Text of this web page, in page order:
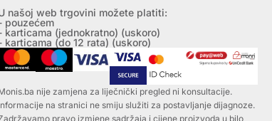
našoj web trgovini možete platiti:
pouzećem
karticama (jednokratno) (uskoro)
karticama (do 12 rata) (uskoro)
nije zamjena za liječnički pregled ni konsultacije.
na stranici ne smiju služiti za postavljanje dijagnoze.
pravo izmjene sadržaja i cijene proizvoda u bilo